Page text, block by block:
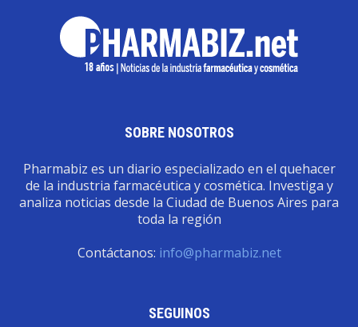
SOBRE NOSOTROS
Pharmabiz es un diario especializado en el quehacer
de la industria farmacéutica y cosmética. Investiga y
analiza noticias desde la Ciudad de Buenos Aires para
toda la región
Contáctanos: info@pharmabiz.net
SEGUINOS